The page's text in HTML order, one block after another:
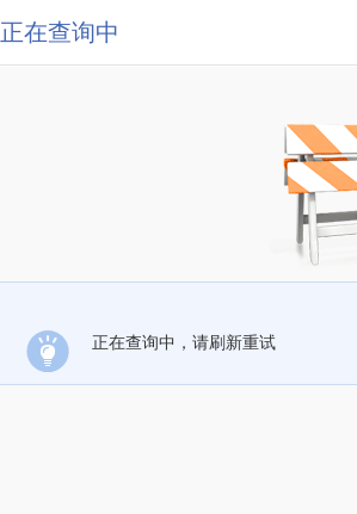
正在查询中
正在查询中，请刷新重试